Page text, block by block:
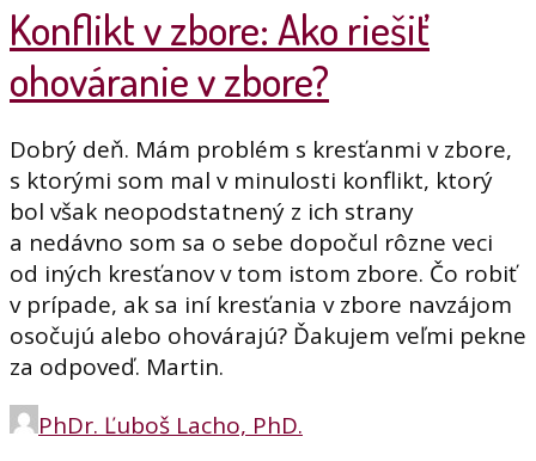
Konflikt v zbore: Ako riešiť
ohováranie v zbore?
Dobrý deň. Mám problém s kresťanmi v zbore,
s ktorými som mal v minulosti konflikt, ktorý
bol však neopodstatnený z ich strany
a nedávno som sa o sebe dopočul rôzne veci
od iných kresťanov v tom istom zbore. Čo robiť
v prípade, ak sa iní kresťania v zbore navzájom
osočujú alebo ohovárajú? Ďakujem veľmi pekne
za odpoveď. Martin.
PhDr. Ľuboš Lacho, PhD.